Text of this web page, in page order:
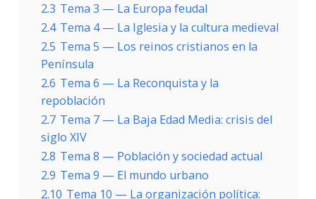
2.3 Tema 3 — La Europa feudal
2.4 Tema 4 — La Iglesia y la cultura medieval
2.5 Tema 5 — Los reinos cristianos en la
Península
2.6 Tema 6 — La Reconquista y la
repoblación
2.7 Tema 7 — La Baja Edad Media: crisis del
siglo XIV
2.8 Tema 8 — Población y sociedad actual
2.9 Tema 9 — El mundo urbano
2.10 Tema 10 — La organización política: